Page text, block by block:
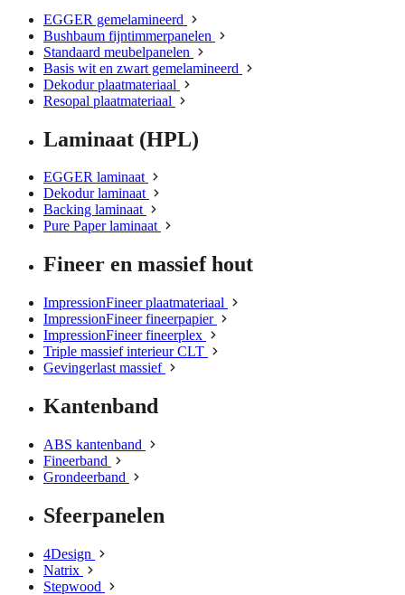
EGGER gemelamineerd
Bushbaum fijntimmerpanelen
Standaard meubelpanelen
Basis wit en zwart gemelamineerd
Dekodur plaatmateriaal
Resopal plaatmateriaal
Laminaat (HPL)
EGGER laminaat
Dekodur laminaat
Backing laminaat
Pure Paper laminaat
Fineer en massief hout
ImpressionFineer plaatmateriaal
ImpressionFineer fineerpapier
ImpressionFineer fineerplex
Triple massief interieur CLT
Gevingerlast massief
Kantenband
ABS kantenband
Fineerband
Grondeerband
Sfeerpanelen
4Design
Natrix
Stepwood